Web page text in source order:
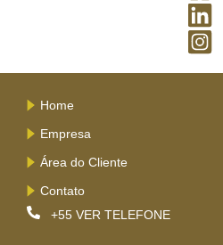
Home
Empresa
Área do Cliente
Contato
+55 VER TELEFONE